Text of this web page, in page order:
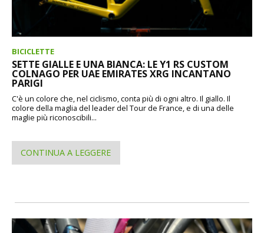
BICICLETTE
SETTE GIALLE E UNA BIANCA: LE Y1 RS CUSTOM
COLNAGO PER UAE EMIRATES XRG INCANTANO
PARIGI
C'è un colore che, nel ciclismo, conta più di ogni altro. Il giallo. Il
colore della maglia del leader del Tour de France, e di una delle
maglie più riconoscibili...
CONTINUA A LEGGERE